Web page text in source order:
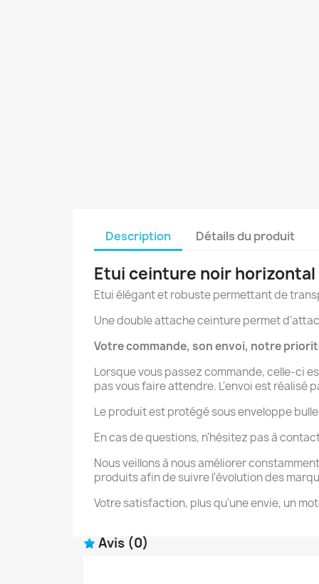
Description Détails du produit
Etui ceinture noir horizontal
Etui élégant et robuste permettant de
Une double attache ceinture permet
Votre commande, son envoi, notre
Lorsque vous passez commande, celle-ci
pas vous faire attendre. L'envoi est réalisé
Le produit est protégé sous enveloppe
En cas de questions, n'hésitez pas à
Nous veillons à nous améliorer
produits afin de suivre l'évolution des
Votre satisfaction, plus qu'une envie, un
Avis (0)